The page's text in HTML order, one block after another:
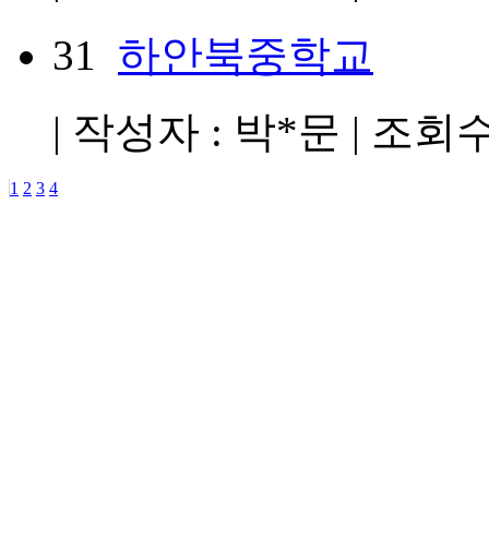
31 하안북중학교
| 작성자 : 박*문 | 조회
1 2 3 4